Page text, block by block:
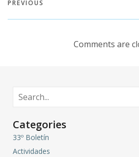
PREVIOUS
Comments are
Categories
33º Boletín
Actividades